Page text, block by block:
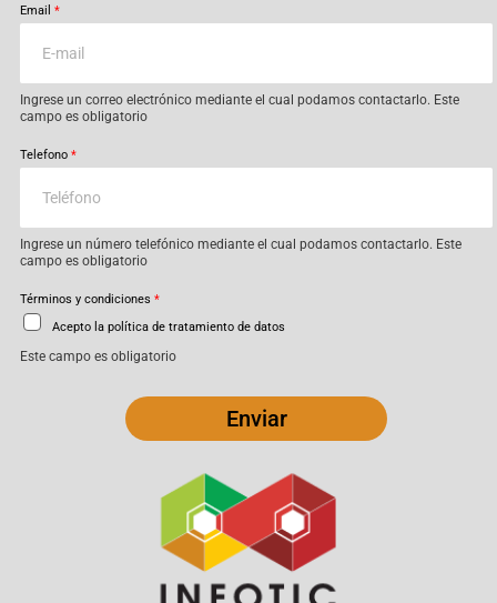
Email *
Ingrese un correo electrónico mediante el cual podamos contactarlo. Este
campo es obligatorio
Telefono *
Ingrese un número telefónico mediante el cual podamos contactarlo. Este
campo es obligatorio
Términos y condiciones *
Acepto la política de tratamiento de datos
Este campo es obligatorio
Enviar